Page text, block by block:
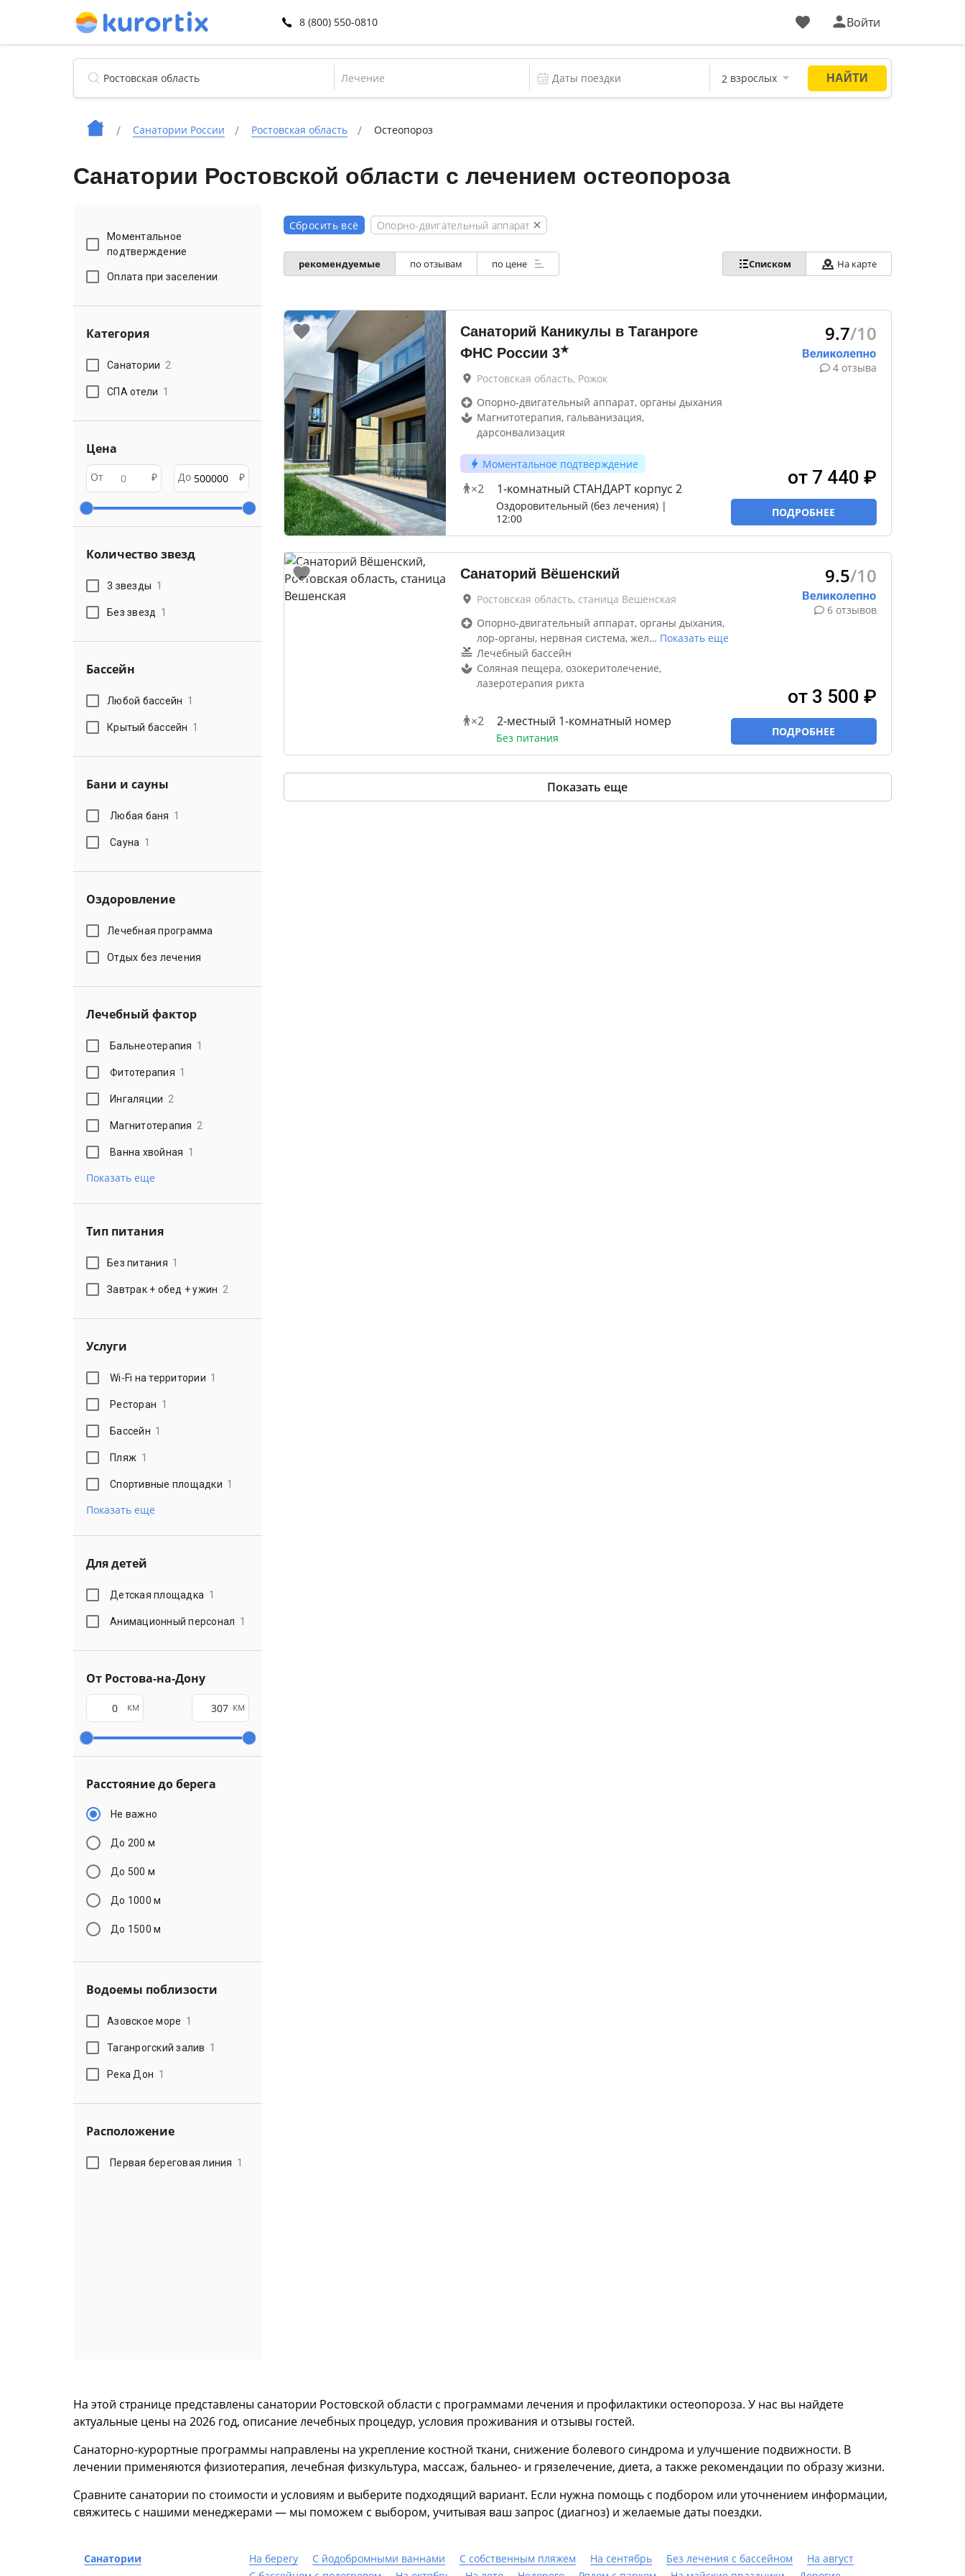
8 (800) 550-0810 Войти
Лечение
Санатории России Ростовская область Остеопороз
Санатории Ростовской области с лечением остеопороза
Моментальное
подтверждение
Оплата при заселении
Категория
Санатории 2
СПА отели 1
Цена
От ₽ До ₽
Количество звезд
3 звезды 1
Без звезд 1
Бассейн
Любой бассейн 1
Крытый бассейн 1
Бани и сауны
Любая баня 1
Сауна 1
Оздоровление
Лечебная программа
Отдых без лечения
Лечебный фактор
Бальнеотерапия 1
Фитотерапия 1
Ингаляции 2
Магнитотерапия 2
Ванна хвойная 1
Показать еще
Тип питания
Без питания 1
Завтрак + обед + ужин 2
Услуги
Wi-Fi на территории 1
Ресторан 1
Бассейн 1
Пляж 1
Спортивные площадки 1
Показать еще
Для детей
Детская площадка 1
Анимационный персонал 1
От Ростова-на-Дону
км км
Расстояние до берега
Не важно
До 200 м
До 500 м
До 1000 м
До 1500 м
Водоемы поблизости
Азовское море 1
Таганрогский залив 1
Река Дон 1
Расположение
Первая береговая линия 1
Сбросить всё Опорно-двигательный аппарат
рекомендуемые по отзывам по цене Списком На карте
Санаторий Каникулы в Таганроге
ФНС России 3★
Ростовская область, Рожок
Опорно-двигательный аппарат, органы дыхания
Магнитотерапия, гальванизация,
дарсонвализация
Моментальное подтверждение
×2 1-комнатный СТАНДАРТ корпус 2
Оздоровительный (без лечения) |
12:00
9.7/10
4 отзыва
от 7 440 ₽
ПОДРОБНЕЕ
Санаторий Вёшенский
Ростовская область, станица Вешенская
Опорно-двигательный аппарат, органы дыхания,
лор-органы, нервная система, жел… Показать еще
Лечебный бассейн
Соляная пещера, озокеритолечение,
лазеротерапия рикта
×2 2-местный 1-комнатный номер
Без питания
9.5/10
6 отзывов
от 3 500 ₽
ПОДРОБНЕЕ
Показать еще
На этой странице представлены санатории Ростовской области с программами лечения и профилактики остеопороза. У нас вы найдете
актуальные цены на 2026 год, описание лечебных процедур, условия проживания и отзывы гостей.
Санаторно-курортные программы направлены на укрепление костной ткани, снижение болевого синдрома и улучшение подвижности. В
лечении применяются физиотерапия, лечебная физкультура, массаж, бальнео- и грязелечение, диета, а также рекомендации по образу жизни.
Сравните санатории по стоимости и условиям и выберите подходящий вариант. Если нужна помощь с подбором или уточнением информации,
свяжитесь с нашими менеджерами — мы поможем с выбором, учитывая ваш запрос (диагноз) и желаемые даты поездки.
Санатории На берегу С йодобромными ваннами С собственным пляжем На сентябрь Без лечения с бассейном
На август